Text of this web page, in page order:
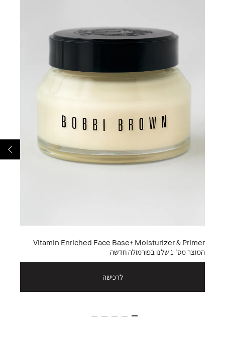
Vitamin Enriched Face Base+ Moisturizer & Primer
המוצר מס' 1 שלנו בפורמולה חדשה
לרכישה